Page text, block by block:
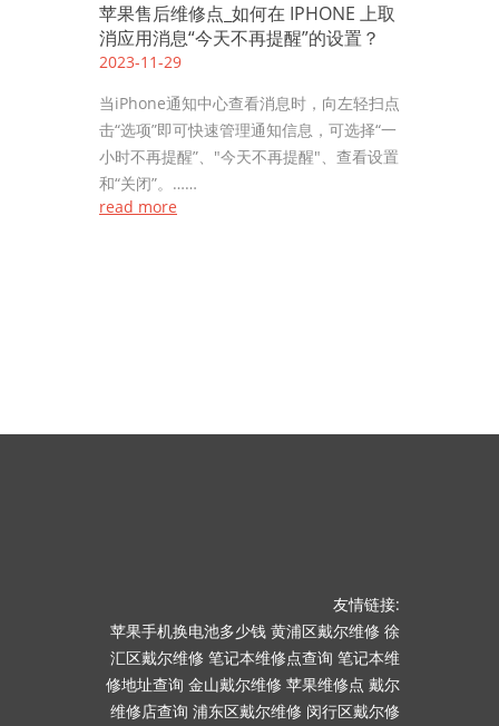
苹果售后维修点_如何在 IPHONE 上取
消应用消息“今天不再提醒”的设置？
2023-11-29
当iPhone通知中心查看消息时，向左轻扫点
击“选项”即可快速管理通知信息，可选择“一
小时不再提醒”、"今天不再提醒"、查看设置
和“关闭”。……
read more
友情链接:
苹果手机换电池多少钱 黄浦区戴尔维修 徐
汇区戴尔维修 笔记本维修点查询 笔记本维
修地址查询 金山戴尔维修 苹果维修点 戴尔
维修店查询 浦东区戴尔维修 闵行区戴尔修